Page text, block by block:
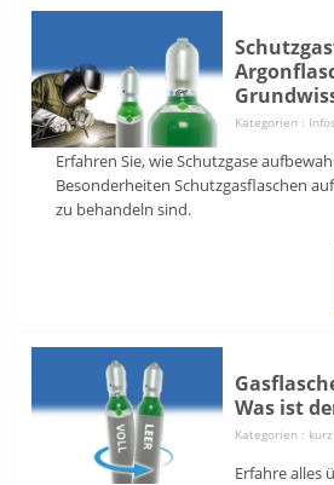
Kategorien :
Erfahren Sie, wie Schutzgase
Besonderheiten Schutzgasflaschen
zu behandeln sind.
Was ist
Kategorien :
Erfahre alles